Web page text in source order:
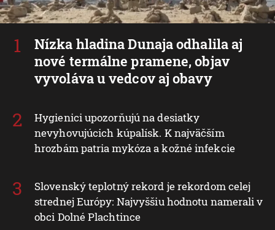
Nízka hladina Dunaja odhalila aj
nové termálne pramene, objav
vyvoláva u vedcov aj obavy
Hygienici upozorňujú na desiatky
nevyhovujúcich kúpalísk. K najväčším
hrozbám patria mykóza a kožné infekcie
Slovenský teplotný rekord je rekordom celej
strednej Európy: Najvyššiu hodnotu namerali v
obci Dolné Plachtince